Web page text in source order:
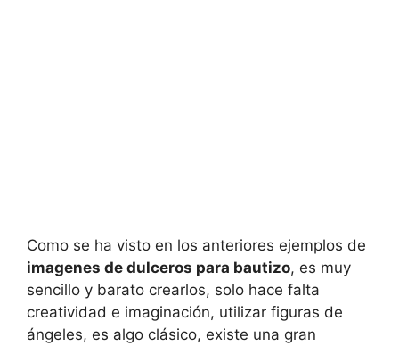
Como se ha visto en los anteriores ejemplos de
imagenes de dulceros para bautizo, es muy
sencillo y barato crearlos, solo hace falta
creatividad e imaginación, utilizar figuras de
ángeles, es algo clásico, existe una gran